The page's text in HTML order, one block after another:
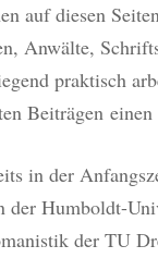
auf diesen
Anwälte,
praktisch
Beiträgen
in der
der Humboldt-
der TU